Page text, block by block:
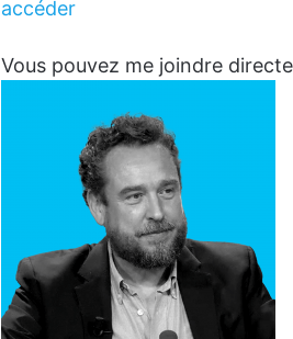
accéder
Vous pouvez me joindre